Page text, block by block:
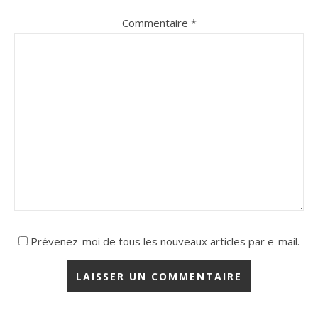
Commentaire *
Prévenez-moi de tous les nouveaux articles par e-mail.